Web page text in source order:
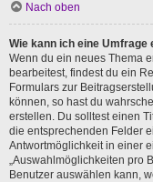
Nach oben
Wie kann ich eine Umfrage
Wenn du ein neues Thema
bearbeitest, findest du ein
Formulars zur
können, so hast du
erstellen. Du solltest einen
die entsprechenden Felder
Antwortmöglichkeit in einer
„Auswahlmöglichkeiten pro
Benutzer auswählen kann,